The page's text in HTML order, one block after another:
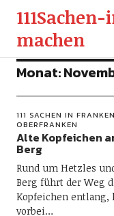
machen
Monat:
111 SACHEN IN
OBERFRANKEN
Alte Kopfeichen
Berg
Rund um Hetzles
Berg führt der Weg
Kopfeichen entlang,
vorbei…